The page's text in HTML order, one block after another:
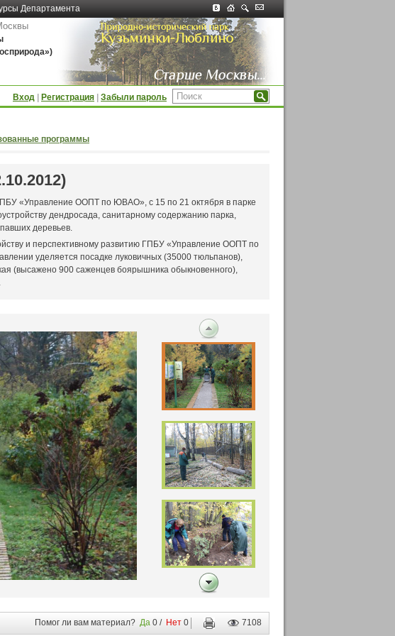
Департамента
Вход Регистрация Забыли пароль
программы
«Управление ООПТ по ЮВАО», с 15 по 21 октября в парке
дендросада, санитарному содержанию парка,
деревьев.
и перспективному развитию ГПБУ «Управление ООПТ по
уделяется посадке луковичных (35000 тюльпанов),
(высажено 900 саженцев боярышника обыкновенного),
Помог ли вам материал? Да 0 / Нет 0
для
7108